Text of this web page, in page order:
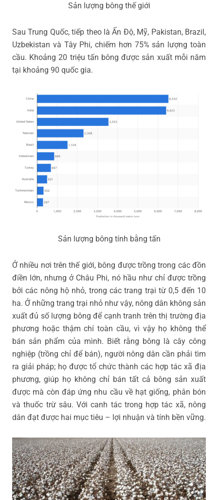
Sản lượng bông thế giới
Sau Trung Quốc, tiếp theo là Ấn Độ, Mỹ, Pakistan, Brazil,
Uzbekistan và Tây Phi, chiếm hơn 75% sản lượng toàn
cầu. Khoảng 20 triệu tấn bông được sản xuất mỗi năm
tại khoảng 90 quốc gia.
Sản lượng bông tính bằng tấn
Ở nhiều nơi trên thế giới, bông được trồng trong các đồn
điền lớn, nhưng ở Châu Phi, nó hầu như chỉ được trồng
bởi các nông hộ nhỏ, trong các trang trại từ 0,5 đến 10
ha. Ở những trang trại nhỏ như vậy, nông dân không sản
xuất đủ số lượng bông để cạnh tranh trên thị trường địa
phương hoặc thậm chí toàn cầu, vì vậy họ không thể
bán sản phẩm của mình. Biết rằng bông là cây công
nghiệp (trồng chỉ để bán), người nông dân cần phải tìm
ra giải pháp; họ được tổ chức thành các hợp tác xã địa
phương, giúp họ không chỉ bán tất cả bông sản xuất
được mà còn đáp ứng nhu cầu về hạt giống, phân bón
và thuốc trừ sâu. Với canh tác trong hợp tác xã, nông
dân đạt được hai mục tiêu – lợi nhuận và tính bền vững.